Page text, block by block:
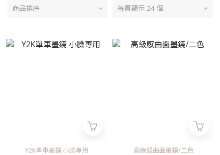
商品排序 每頁顯示 24 個
Y2K單車墨鏡 小臉專用 高級感曲面墨鏡/二色